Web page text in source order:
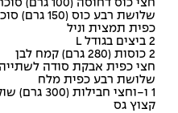
חצי כוס דחוסה (100 גרם) סוכר חום כהה
שלושת רבע כוס (150 גרם) סוכר לבן
כפית תמצית וניל
2 ביצים בגודל L
2 כוסות (280 גרם) קמח לבן
חצי כפית אבקת סודה לשתייה
שלושת רבע כפית מלח
1 ו-וחצי
קצוץ גס